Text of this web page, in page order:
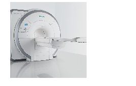
高尿酸血症（痛風）が気になる方へ
自費注射